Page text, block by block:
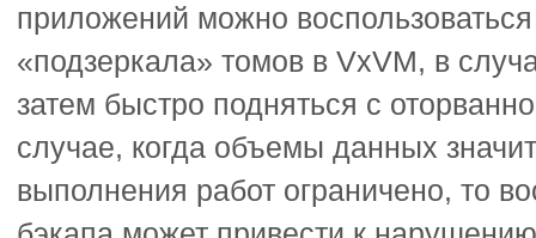
приложений можно
«подзеркала» томов в VxVM, в
затем быстро подняться с
случае, когда объемы данных
выполнения работ ограничено, то